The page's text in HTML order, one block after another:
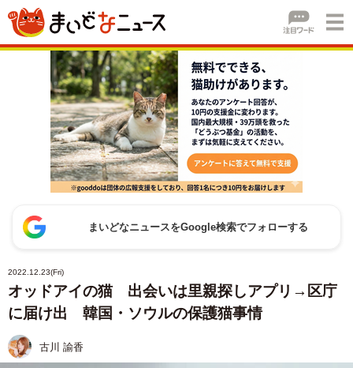
まいどなニュースをGoogle検索でフォローする
2022.12.23(Fri)
オッドアイの猫 出会いは里親探しアプリ→区庁
に届け出 韓国・ソウルの保護猫事情
古川 諭香